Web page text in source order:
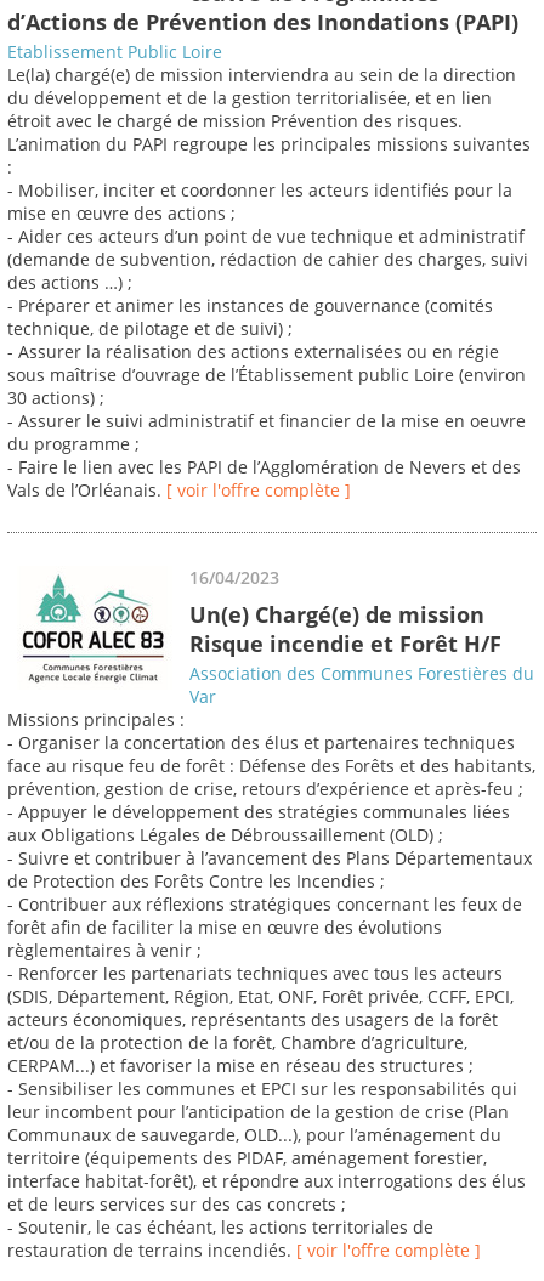
d’Actions de Prévention des Inondations (PAPI)
Etablissement Public Loire
Le(la) chargé(e) de mission interviendra au sein de la direction
du développement et de la gestion territorialisée, et en lien
étroit avec le chargé de mission Prévention des risques.
L’animation du PAPI regroupe les principales missions suivantes
:
- Mobiliser, inciter et coordonner les acteurs identifiés pour la
mise en œuvre des actions ;
- Aider ces acteurs d’un point de vue technique et administratif
(demande de subvention, rédaction de cahier des charges, suivi
des actions …) ;
- Préparer et animer les instances de gouvernance (comités
technique, de pilotage et de suivi) ;
- Assurer la réalisation des actions externalisées ou en régie
sous maîtrise d’ouvrage de l’Établissement public Loire (environ
30 actions) ;
- Assurer le suivi administratif et financier de la mise en oeuvre
du programme ;
- Faire le lien avec les PAPI de l’Agglomération de Nevers et des
Vals de l’Orléanais. [ voir l'offre complète ]
16/04/2023
Un(e) Chargé(e) de mission
Risque incendie et Forêt H/F
Association des Communes Forestières du
Var
Missions principales :
- Organiser la concertation des élus et partenaires techniques
face au risque feu de forêt : Défense des Forêts et des habitants,
prévention, gestion de crise, retours d’expérience et après-feu ;
- Appuyer le développement des stratégies communales liées
aux Obligations Légales de Débroussaillement (OLD) ;
- Suivre et contribuer à l’avancement des Plans Départementaux
de Protection des Forêts Contre les Incendies ;
- Contribuer aux réflexions stratégiques concernant les feux de
forêt afin de faciliter la mise en œuvre des évolutions
règlementaires à venir ;
- Renforcer les partenariats techniques avec tous les acteurs
(SDIS, Département, Région, Etat, ONF, Forêt privée, CCFF, EPCI,
acteurs économiques, représentants des usagers de la forêt
et/ou de la protection de la forêt, Chambre d’agriculture,
CERPAM...) et favoriser la mise en réseau des structures ;
- Sensibiliser les communes et EPCI sur les responsabilités qui
leur incombent pour l’anticipation de la gestion de crise (Plan
Communaux de sauvegarde, OLD...), pour l’aménagement du
territoire (équipements des PIDAF, aménagement forestier,
interface habitat-forêt), et répondre aux interrogations des élus
et de leurs services sur des cas concrets ;
- Soutenir, le cas échéant, les actions territoriales de
restauration de terrains incendiés. [ voir l'offre complète ]